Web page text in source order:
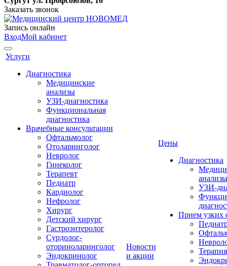
Заказать звонок
Запись онлайн
ВходМой кабинет
Услуги
Диагностика
Медицинские
анализы
УЗИ-диагностика
Функциональная
диагностика
Врачебные консультации
Офтальмолог
Отоларинголог
Невролог
Гинеколог
Терапевт
Педиатр
Кардиолог
Нефролог
Хирург
Детский хирург
Гастроэнтеролог
Сурдолог-
оториноларинголог
Эндокринолог
Новости
и акции
Цены
Диагностика
анализы
УЗИ-
Прием узких
Терапия